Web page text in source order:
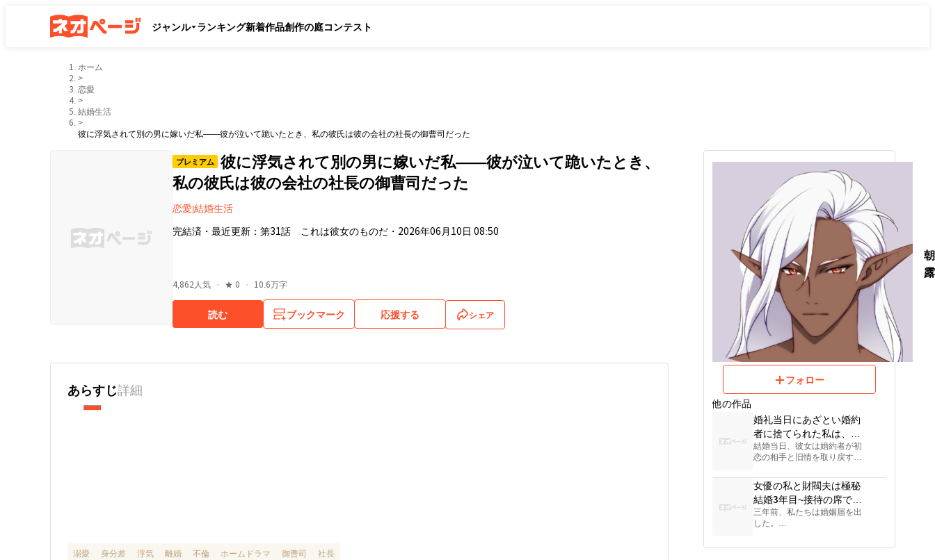
ジャンル ランキング新着作品創作の庭コンテスト
ホーム
>
恋愛
>
結婚生活
>
彼に浮気されて別の男に嫁いだ私――彼が泣いて跪いたとき、私の彼氏は彼の会社の社長の御曹司だった
プレミアム
彼に浮気されて別の男に嫁いだ私――彼が泣いて跪いたとき、
私の彼氏は彼の会社の社長の御曹司だった
恋愛|結婚生活
完結済 ・ 最近更新： 第31話 これは彼女のものだ ・ 2026年06月10日 08:50
4,862 人気 ・ ★ 0 ・ 10.6万字
読む ブックマーク 応援する シェア
あらすじ詳細
溺愛 身分差 浮気 離婚 不倫 ホームドラマ 御曹司 社長
朝
露
フォロー
他の作品
婚礼当日にあざとい婚約
者に捨てられた私は、振
り向いて彼の隠れ富豪で
狂気じみた幼馴染と結婚
した
結婚当日、彼女は婚約者が初
恋の相手と旧情を取り戻す場
彼女は振り向きざまに、隣に
いたベストマンに口づけをし
た。
プ次期後継者・黒瀬蓮司を攻
女優の私と財閥夫は極秘
結婚3年目~接待の席で彼
は私だと気づかず、なの
にまた一目惚れされた！
三年前、私たちは婚姻届を出
した。